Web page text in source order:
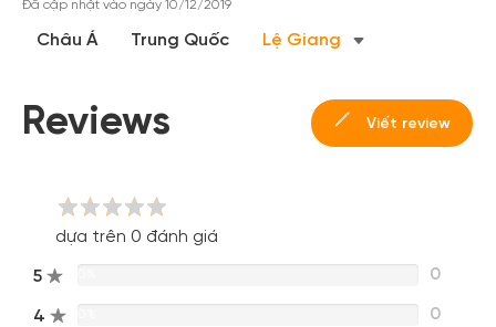
Đã cập nhật vào ngày 10/12/2019
Châu Á Trung Quốc Lệ Giang
Reviews Viết review
dựa trên 0 đánh giá
5 0
4 0
Tạo tài khoản nhanh - nhận nhiều ưu
đãi!
dành cho thành viên đến từ các đối tác của Gody.vn dành
cho cộng đồng.
Hoặc đăng nhập bằng
Đăng nhập Facebook